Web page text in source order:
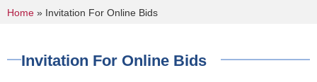
You are here
Home » Invitation For Online Bids
Invitation For Online Bids